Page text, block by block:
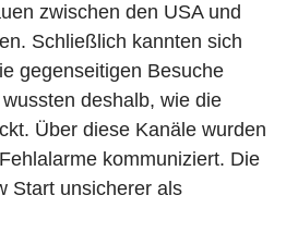
zwischen den USA und
Schließlich kannten sich
gegenseitigen Besuche
deshalb, wie die
Über diese Kanäle wurden
kommuniziert. Die
Start unsicherer als